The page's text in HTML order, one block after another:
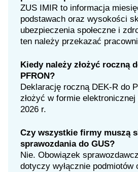
ZUS IMIR to informacja
podstawach oraz wysokości
ubezpieczenia społeczne i
ten należy przekazać
Kiedy należy złożyć roczną
PFRON?
Deklarację roczną DEK-R do
złożyć w formie
2026 r.
Czy wszystkie firmy muszą
sprawozdania do GUS?
Nie. Obowiązek
dotyczy wyłącznie podmiotów